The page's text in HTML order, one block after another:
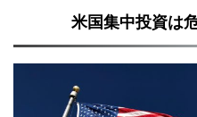
米国集中投資は